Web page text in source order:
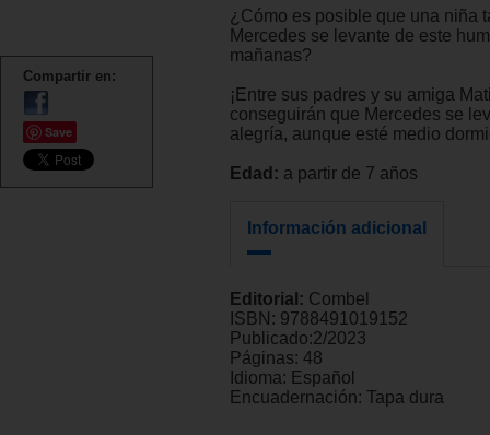
Compartir en:
Save
¿Cómo es posible que una niña
Mercedes se levante de este
mañanas?
¡Entre sus padres y su amiga
conseguirán que Mercedes se
alegría, aunque esté medio
Edad: a partir de 7 años
Información adicional
Editorial: Combel
ISBN: 9788491019152
Publicado:2/2023
Páginas: 48
Idioma: Español
Encuadernación: Tapa dura